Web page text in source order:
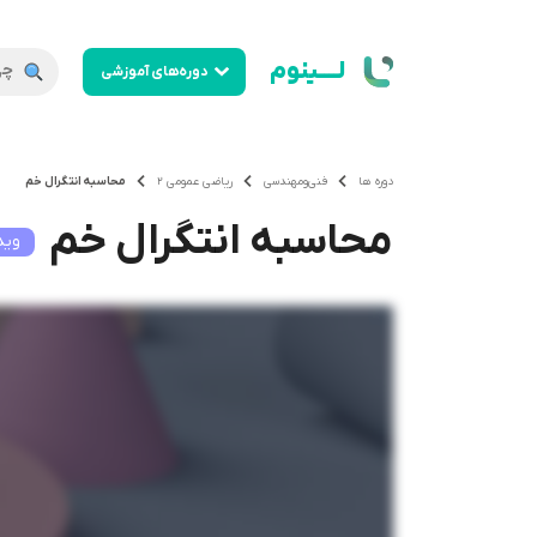
لــــینوم دوره‌های آموزشی
دوره ها فنی‌ومهندسی ریاضی عمومی 2 محاسبه انتگرال خم
محاسبه انتگرال خم